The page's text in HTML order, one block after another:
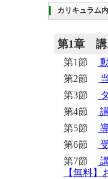
カリキュラム
第1章
第1節
第2節
第3節
第4節
第5節
第6節
第7節
【無料